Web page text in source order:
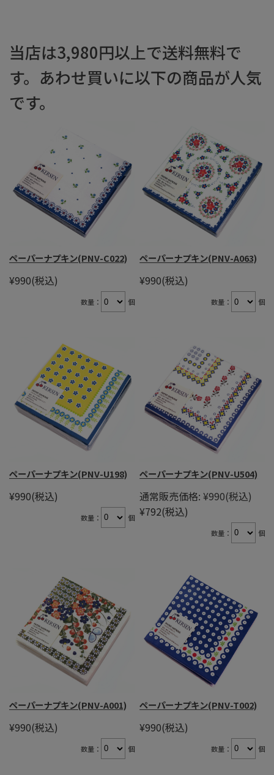
当店は3,980円以上で送料無料で
す。あわせ買いに以下の商品が人気
です。
ペーパーナプキン(PNV-C022)
¥990(税込)
数量： 個
ペーパーナプキン(PNV-A063)
¥990(税込)
数量： 個
ペーパーナプキン(PNV-U198)
¥990(税込)
数量： 個
ペーパーナプキン(PNV-U504)
通常販売価格: ¥990(税込)
¥792(税込)
数量： 個
ペーパーナプキン(PNV-A001)
¥990(税込)
数量： 個
ペーパーナプキン(PNV-T002)
¥990(税込)
数量： 個